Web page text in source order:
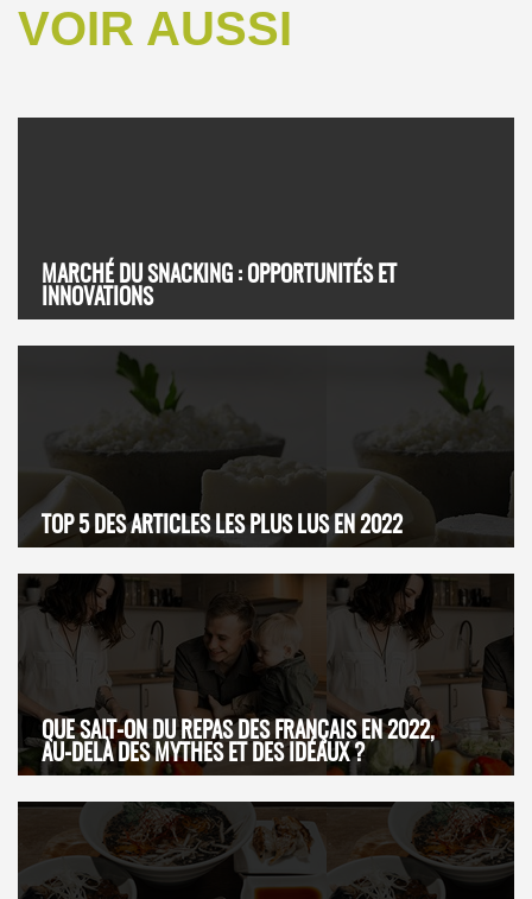
VOIR AUSSI
MARCHÉ DU SNACKING : OPPORTUNITÉS ET
INNOVATIONS
TOP 5 DES ARTICLES LES PLUS LUS EN 2022
QUE SAIT-ON DU REPAS DES FRANÇAIS EN 2022,
AU-DELÀ DES MYTHES ET DES IDÉAUX ?